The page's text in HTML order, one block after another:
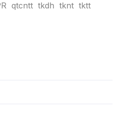
qtcntt tkdh tknt tktt